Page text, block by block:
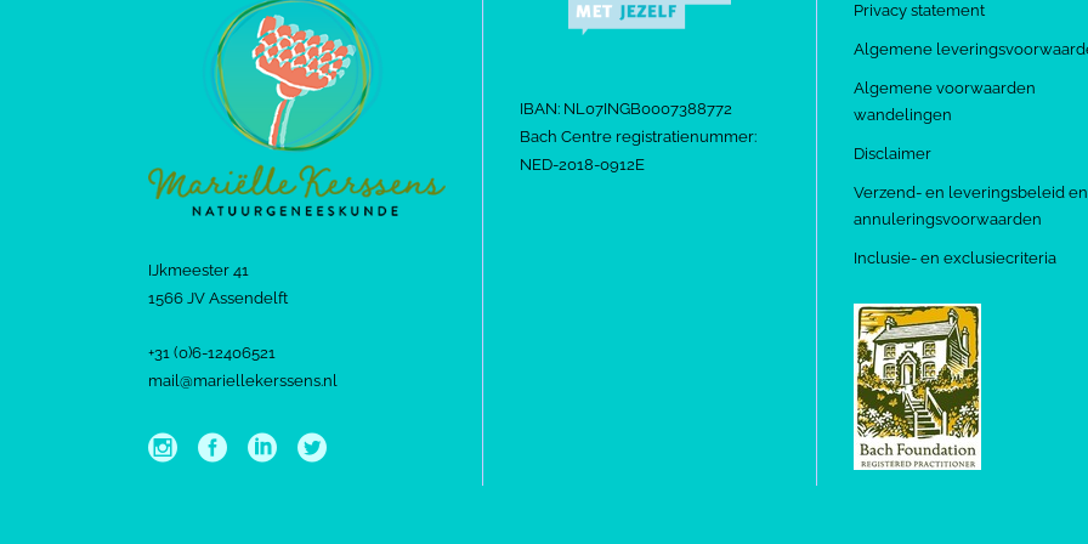
IJkmeester 41
1566 JV Assendelft
+31 (0)6-12406521
mail@mariellekerssens.nl
IBAN: NL07INGB0007388772
Bach Centre registratienummer:
NED-2018-0912E
Privacy statement
Algemene
Algemene voorwaarden
wandelingen
Disclaimer
Verzend- en leveringsbeleid en
annuleringsvoorwaarden
Inclusie- en exclusiecriteria